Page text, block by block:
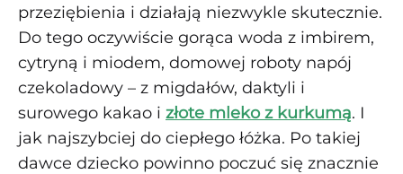
przeziębienia i działają niezwykle skutecznie.
Do tego oczywiście gorąca woda z imbirem,
cytryną i miodem, domowej roboty napój
czekoladowy – z migdałów, daktyli i
surowego kakao i złote mleko z kurkumą. I
jak najszybciej do ciepłego łóżka. Po takiej
dawce dziecko powinno poczuć się znacznie